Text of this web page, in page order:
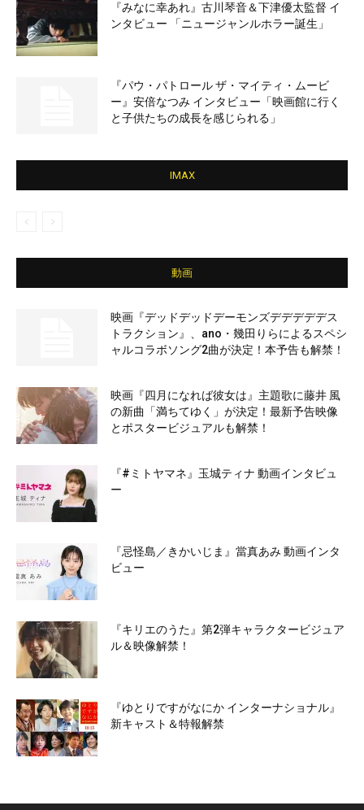
『みなに幸あれ』古川琴音＆下津優太監督 イ
ンタビュー 「ニュージャンルホラー誕生」
『パウ・パトロール ザ・マイティ・ムービ
ー』安倍なつみ インタビュー「映画館に行く
と子供たちの成長を感じられる」
IMAX
動画
映画『デッドデッドデーモンズデデデデデス
トラクション』、ano・幾田りらによるスペシ
ャルコラボソング2曲が決定！本予告も解禁！
映画『四月になれば彼女は』主題歌に藤井 風
の新曲「満ちてゆく」が決定！最新予告映像
とポスタービジュアルも解禁！
『#ミトヤマネ』玉城ティナ 動画インタビュ
ー
『忌怪島／きかいじま』當真あみ 動画インタ
ビュー
『キリエのうた』第2弾キャラクタービジュア
ル＆映像解禁！
『ゆとりですがなにか インターナショナル』
新キャスト＆特報解禁